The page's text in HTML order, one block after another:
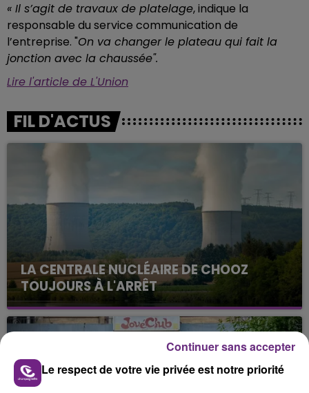
« Il s’agit de travaux de platelage, indique la
responsable du service communication de
l’entreprise. "On va changer le plateau qui fait la
jonction avec la chaussée".
Lire l'article de L'Union
FIL D'ACTUS
LA CENTRALE NUCLÉAIRE DE CHOOZ
TOUJOURS À L'ARRÊT
Cela fait déjà une semaine que la centrale
nucléaire ardennaise est à l'arrêt. Une situation
justifiée par la sécheresse intense qui est toujours
Le respect de votre vie privée est notre priorité
Continuer sans accepter